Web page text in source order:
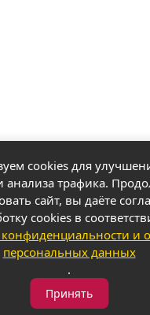
00
ул. Бородинская 156/9
Все права защищены
cookies для
анализа трафика.
сайт, вы даёте
cookies в
и
персональных данных
.
Принять